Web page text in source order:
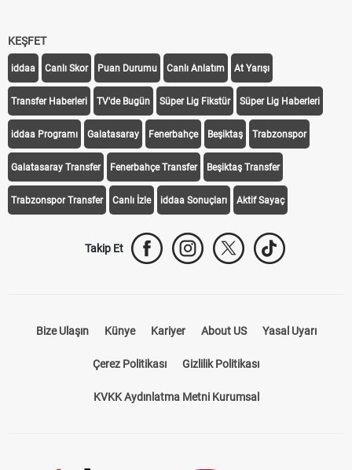
KEŞFET
iddaa Canlı Skor Puan Durumu Canlı Anlatım At Yarışı
Transfer Haberleri TV'de Bugün Süper Lig Fikstür Süper Lig Haberleri
iddaa Programı Galatasaray Fenerbahçe Beşiktaş Trabzonspor
Galatasaray Transfer Fenerbahçe Transfer Beşiktaş Transfer
Trabzonspor Transfer Canlı İzle iddaa Sonuçları Aktif Sayaç
Takip Et
Bize Ulaşın Künye Kariyer About US Yasal Uyarı
Çerez Politikası Gizlilik Politikası
KVKK Aydınlatma Metni Kurumsal